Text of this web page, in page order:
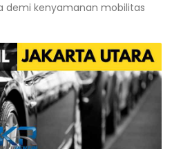
demi kenyamanan mobilitas